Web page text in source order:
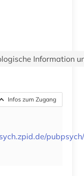
Information
Infos zum Zugang